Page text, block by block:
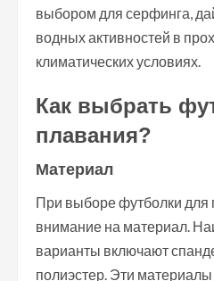
выбором для серфинга,
водных активностей в
климатических условиях.
Как выбрать
плавания?
Материал
При выборе футболки для
внимание на материал.
варианты включают
полиэстер. Эти